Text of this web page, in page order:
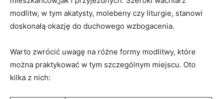
modlitw, w tym akatysty, molebeny czy liturgie, stanowi
doskonałą okazję do duchowego wzbogacenia.
Warto zwrócić uwagę na różne formy modlitwy, które
można praktykować w tym szczególnym miejscu. Oto
kilka z nich: